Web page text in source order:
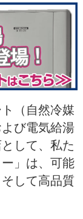
（自然冷媒
び電気給湯
して、私た
」は、可能
して高品質